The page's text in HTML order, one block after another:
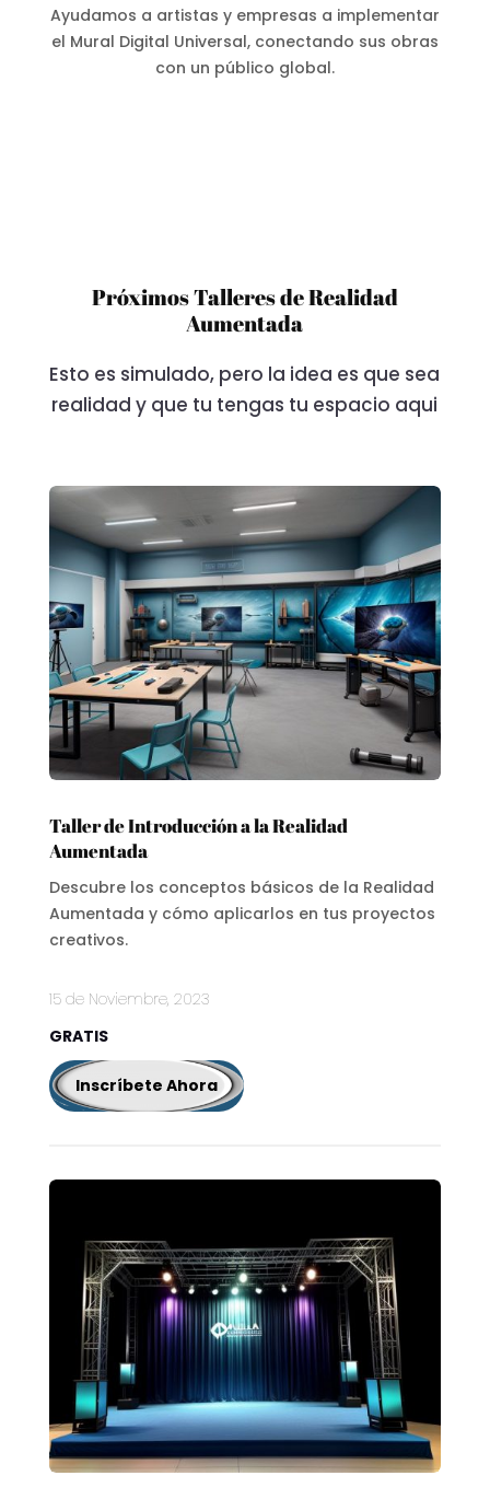
Ayudamos a artistas y empresas a implementar
el Mural Digital Universal, conectando sus obras
con un público global.
Próximos Talleres de Realidad
Aumentada
Esto es simulado, pero la idea es que sea
realidad y que tu tengas tu espacio aqui
Taller de Introducción a la Realidad
Aumentada
Descubre los conceptos básicos de la Realidad
Aumentada y cómo aplicarlos en tus proyectos
creativos.
15 de Noviembre, 2023
GRATIS
Inscríbete Ahora